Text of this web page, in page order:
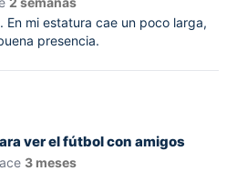
En mi estatura cae un poco larga,
presencia.
ver el fútbol con amigos
3 meses